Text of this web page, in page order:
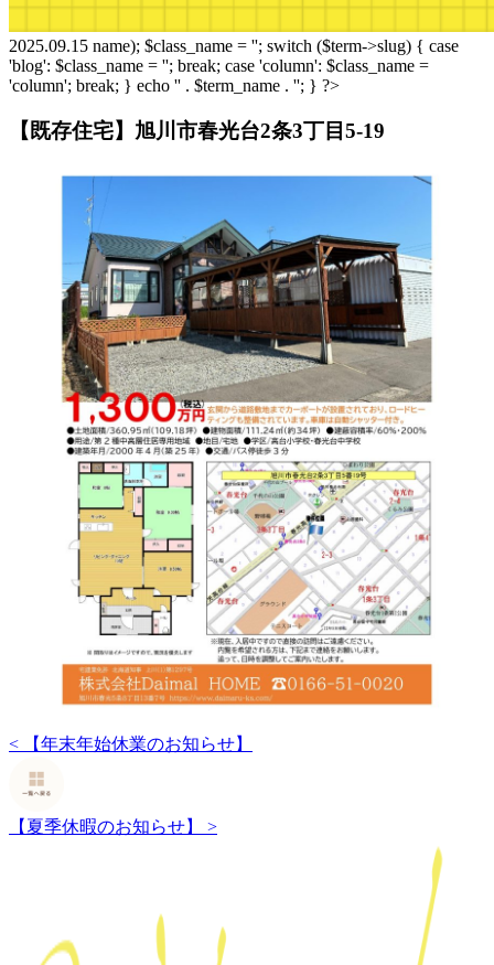
2025.09.15 name); $class_name = ''; switch ($term->slug) { case
'blog': $class_name = ''; break; case 'column': $class_name =
'column'; break; } echo '' . $term_name . ''; } ?>
【既存住宅】旭川市春光台2条3丁目5-19
< 【年末年始休業のお知らせ】
【夏季休暇のお知らせ】 >